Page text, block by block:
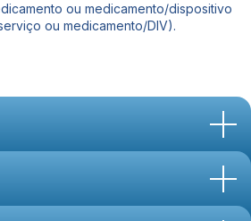
ou medicamento/dispositivo
ou medicamento/DIV).